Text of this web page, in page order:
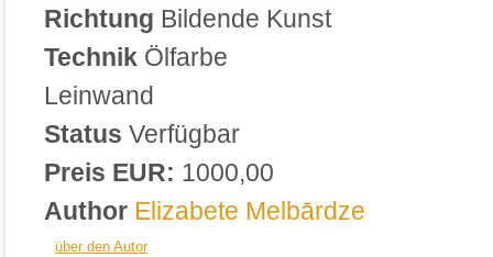
Richtung Bildende Kunst
Technik Ölfarbe
Leinwand
Status Verfügbar
Preis EUR: 1000,00
Author Elizabete Melbārdze
über den Autor